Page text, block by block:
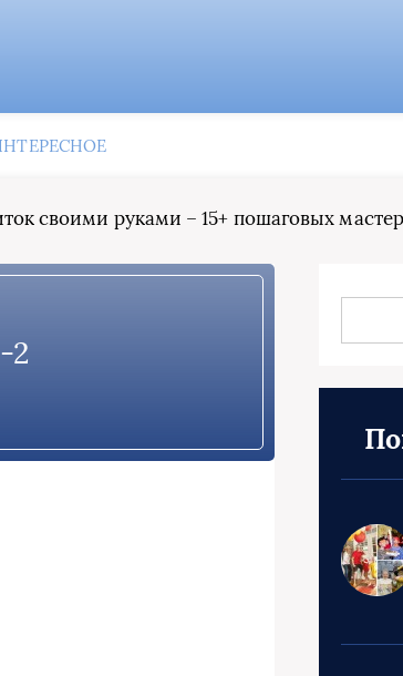
своими руками – 15+ пошаговых
2